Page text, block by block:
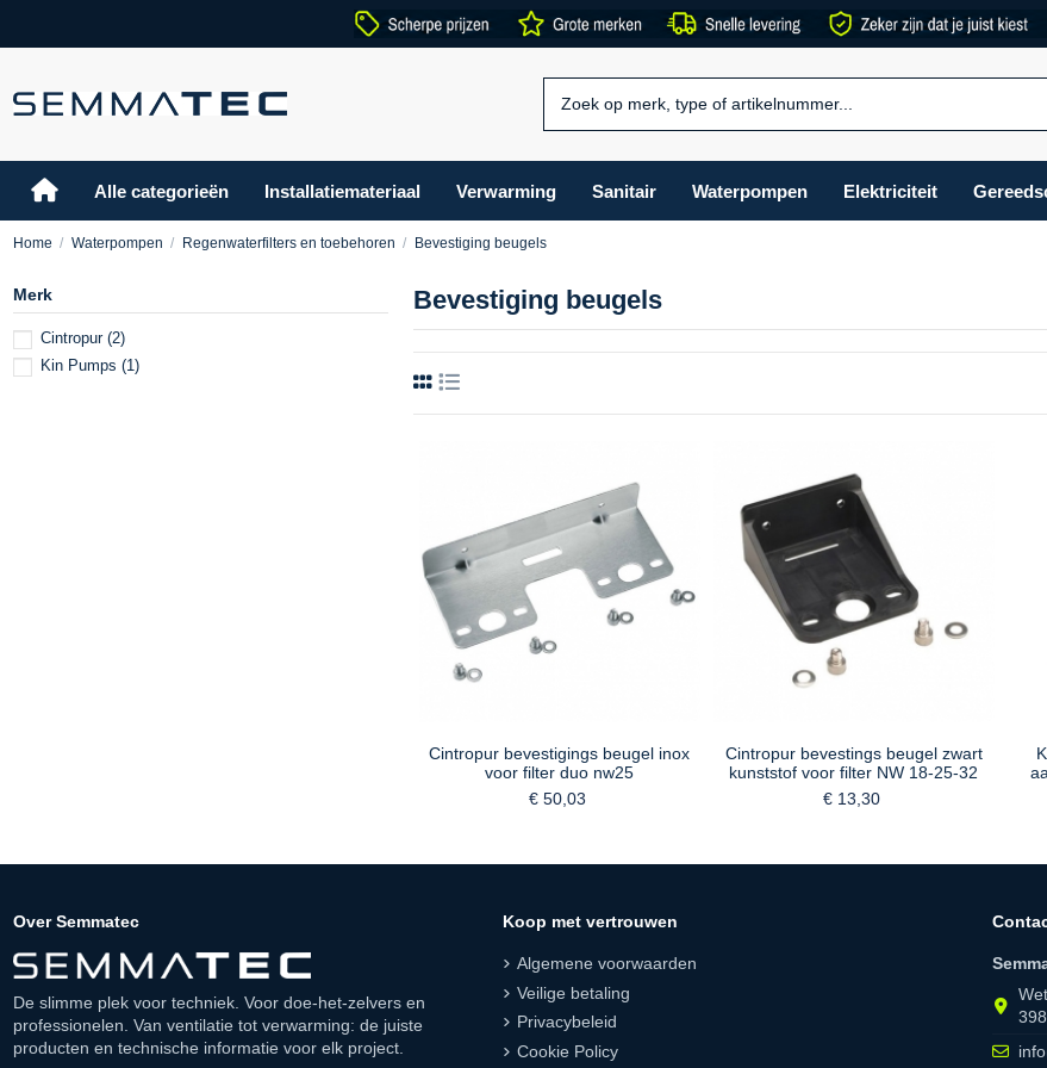
Alle categorieën Installatiemateriaal Verwarming Sanitair Waterpompen Elektriciteit
Home Waterpompen Regenwaterfilters en toebehoren Bevestiging beugels
Bevestiging beugels
Cintropur bevestigings beugel inox
voor filter duo nw25
€ 50,03
Cintropur bevestings beugel zwart
kunststof voor filter NW 18-25-32
€ 13,30
Merk
Cintropur (2)
Kin Pumps (1)
Over Semmatec
De slimme plek voor techniek. Voor doe-het-zelvers en
professionelen. Van ventilatie tot verwarming: de juiste
producten en technische informatie voor elk project.
Koop met vertrouwen
Algemene voorwaarden
Veilige betaling
Privacybeleid
Cookie Policy